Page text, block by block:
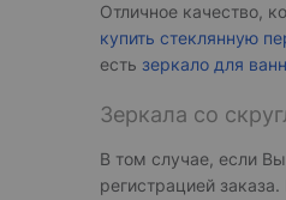
Отличное качество,
купить стеклянную
есть зеркало для
Зеркала со
В том случае, если
регистрацией